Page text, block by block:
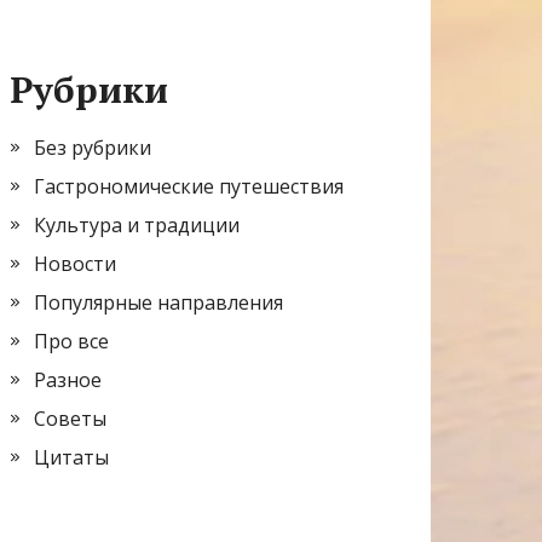
Рубрики
Без рубрики
Гастрономические путешествия
Культура и традиции
Новости
Популярные направления
Про все
Разное
Советы
Цитаты